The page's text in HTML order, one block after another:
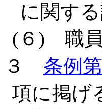
に関す
(６) 職員
３ 条例
項に掲げ